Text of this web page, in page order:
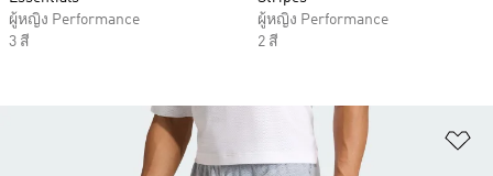
ผู้หญิง Performance
3 สี
ผู้หญิง Performance
2 สี